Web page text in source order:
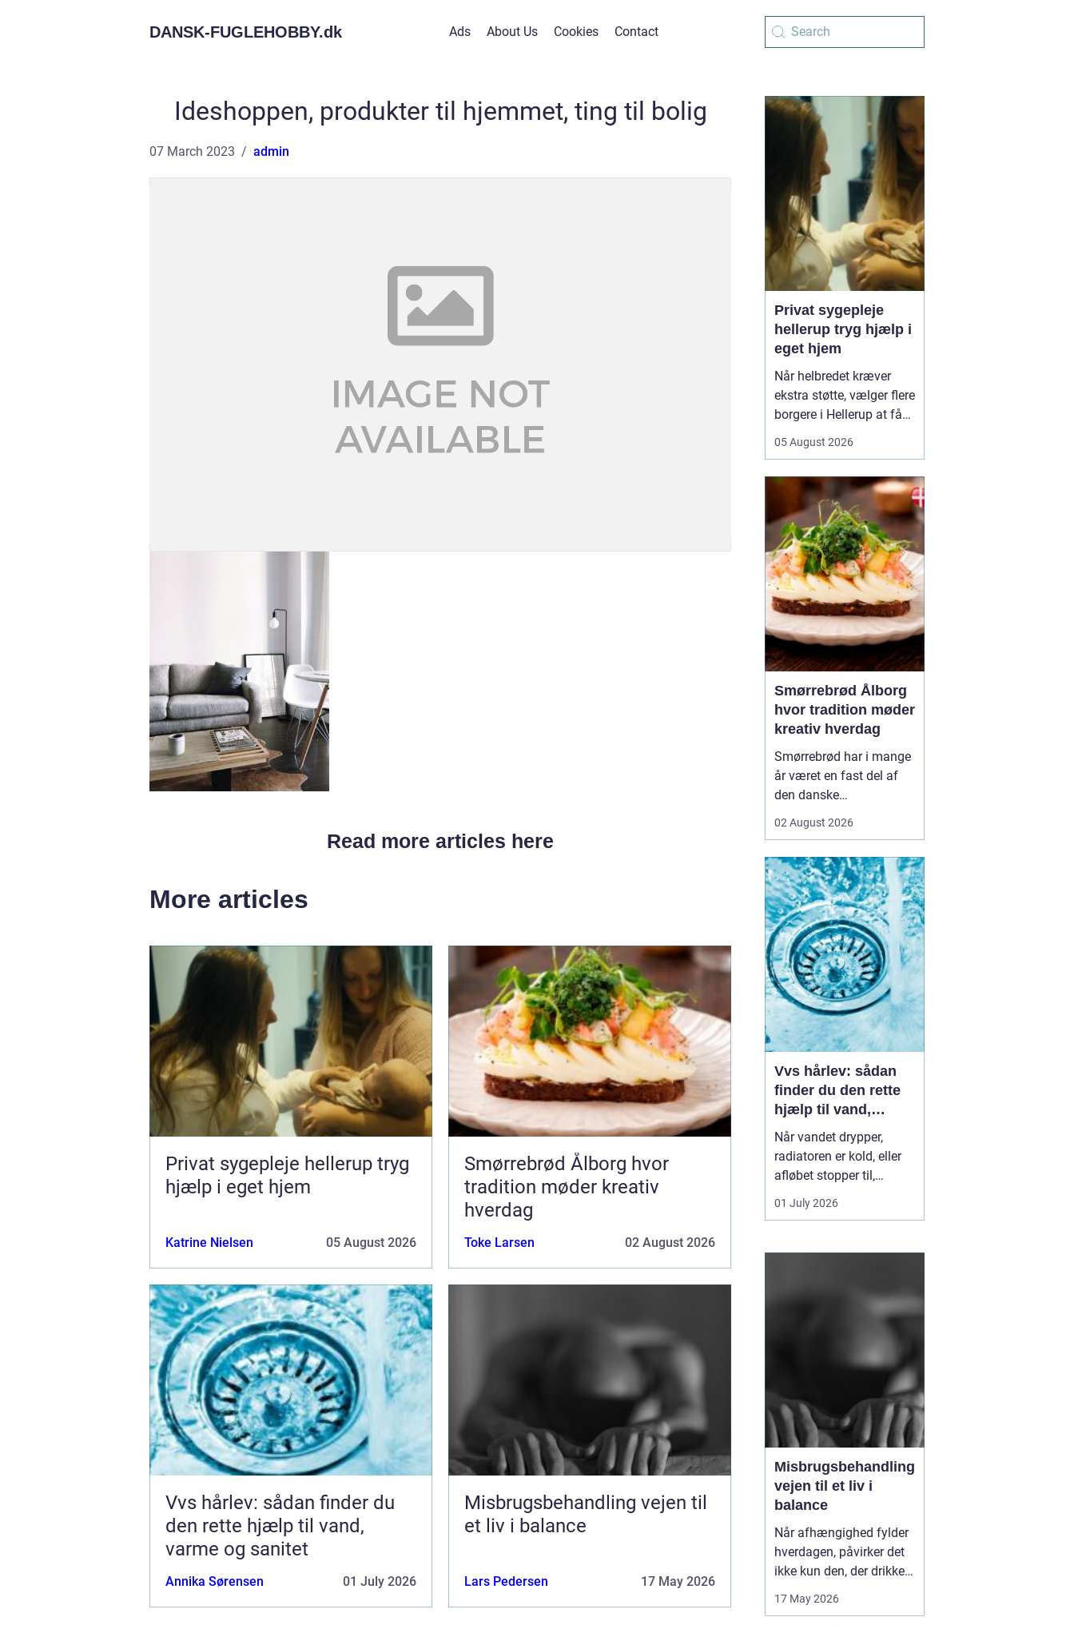
DANSK-FUGLEHOBBY.dk Ads About Us Cookies Contact
Ideshoppen, produkter til hjemmet, ting til bolig
07 March 2023 admin
Read more articles here
More articles
Privat sygepleje hellerup tryg
hjælp i eget hjem
Katrine Nielsen 05 August 2026
Smørrebrød Ålborg hvor
tradition møder kreativ
hverdag
Toke Larsen 02 August 2026
Vvs hårlev: sådan finder du
den rette hjælp til vand,
varme og sanitet
Annika Sørensen 01 July 2026
Misbrugsbehandling vejen til
et liv i balance
Lars Pedersen 17 May 2026
Privat sygepleje
hellerup tryg hjælp i
eget hjem
Når helbredet kræver
ekstra støtte, vælger flere
borgere i Hellerup at få
sygepleje i hjemmet. Det
nærvær og kontinuitet i
hverdagen, som kan
være svær at finde i et
travlt offentligt
sundhedsvæsen. Med
privat ...
05 August 2026
Smørrebrød Ålborg
hvor tradition møder
kreativ hverdag
Smørrebrød har i mange
år været en fast del af
den danske
Aalborg har klassikeren
en blanding af klassiske
stykker, lokale råvarer og
moderne anretninger, der
taler til både den travle
hverdag og de sæ...
02 August 2026
Vvs hårlev: sådan
finder du den rette
hjælp til vand,
varme og sanitet
Når vandet drypper,
radiatoren er kold, eller
afløbet stopper til,
mærker du hurtigt, hvor
afhængig du er af
installationer. I Hårlev og
rolle for både private
01 July 2026
Misbrugsbehandling
vejen til et liv i
balance
Når afhængighed fylder
hverdagen, påvirker det
ikke kun den, der drikker,
medicin. Hele familien
17 May 2026